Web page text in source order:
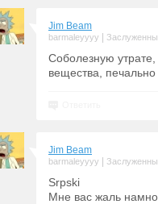
Jim Beam
barmaleyyyy
Соболезную утрате,
вещества, печально
Jim Beam
barmaleyyyy
Srpski
Мне вас жаль